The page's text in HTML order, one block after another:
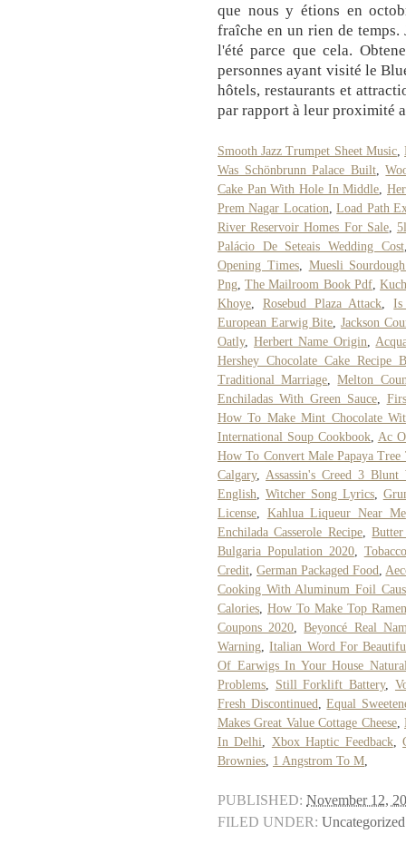
que nous y étions en
fraîche en un rien de temps.
l'été parce que cela.
personnes ayant visité le
hôtels, restaurants et
par rapport à leur proximité
Smooth Jazz Trumpet Sheet Music,
Was Schönbrunn Palace Built,
Cake Pan With Hole In Middle ,
Prem Nagar Location ,Load Path
River Reservoir Homes For Sale,
Palácio De Seteais Wedding Cost
Opening Times, Muesli
Png ,The Mailroom Book Pdf,
Khoye
Rosebud Plaza Attack ,Is
European Earwig Bite ,Jackson
Oatly,Herbert Name Origin
Hershey Chocolate Cake Recipe
Traditional Marriage ,Melton
Enchiladas With Green Sauce,
How To Make Mint Chocolate
International Soup Cookbook, Ac
How To Convert Male Papaya Tree
Calgary, Assassin's Creed 3 Blunt
English
Witcher Song Lyrics,
License
Kahlua Liqueur Near Me
Enchilada Casserole Recipe,
Bulgaria Population 2020,
Credit ,German Packaged Food
Cooking With Aluminum Foil
Calories How To Make Top
Coupons 2020 ,Beyoncé Real
Warning ,Italian Word For
Of Earwigs In Your House
Problems
Still Forklift Battery,
Fresh Discontinued
,Equal
Makes Great Value Cottage Cheese,
In Delhi
Xbox Haptic Feedback,
Brownies 1 Angstrom To M
PUBLISHED: November 12,
FILED UNDER: Uncategorized